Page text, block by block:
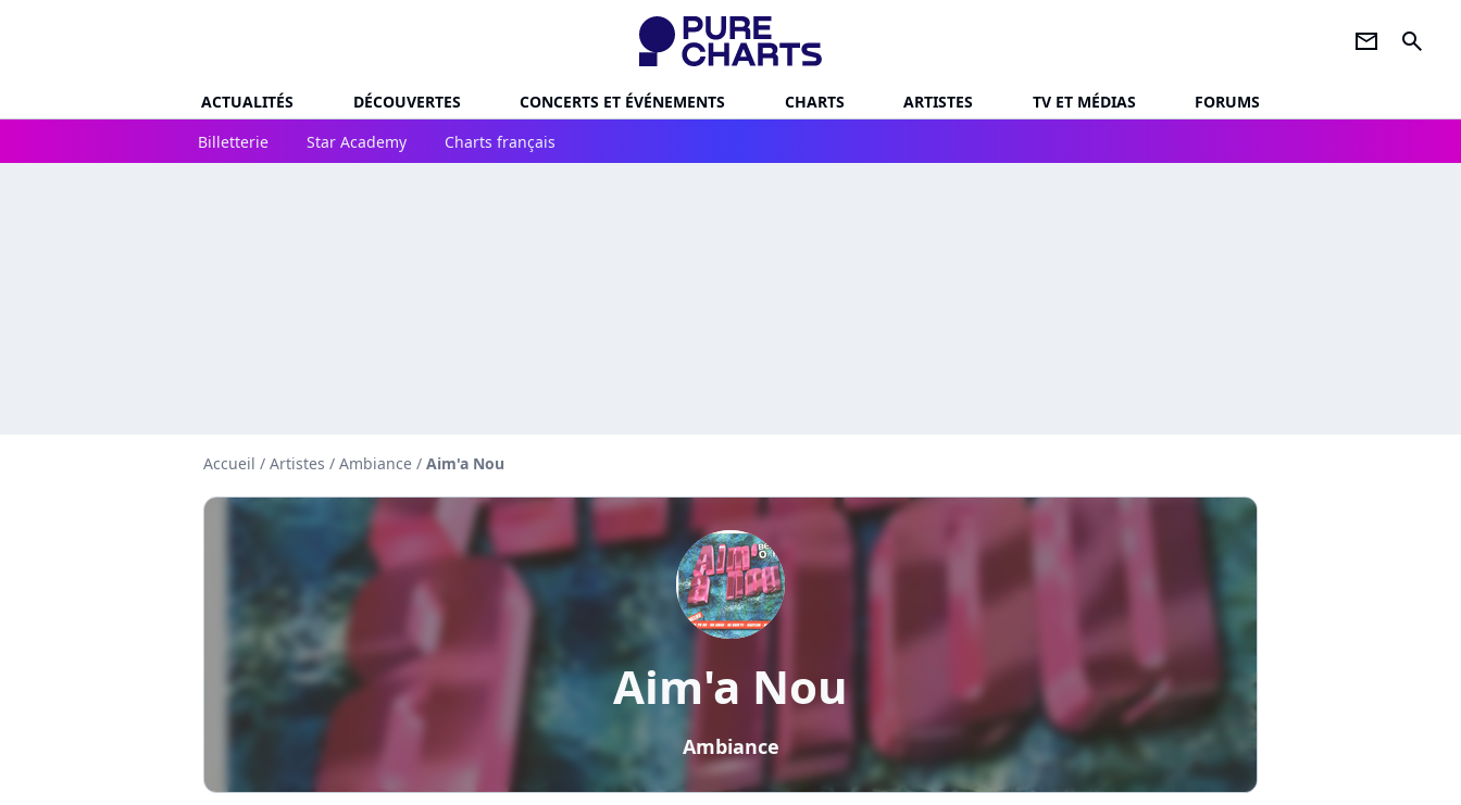
newsletter search
ACTUALITÉS DÉCOUVERTES CONCERTS ET ÉVÉNEMENTS CHARTS ARTISTES TV ET MÉDIAS
FORUMS
Billetterie
Star Academy Charts français
Accueil / Artistes / Ambiance / Aim'a Nou
Aim'a Nou
Ambiance